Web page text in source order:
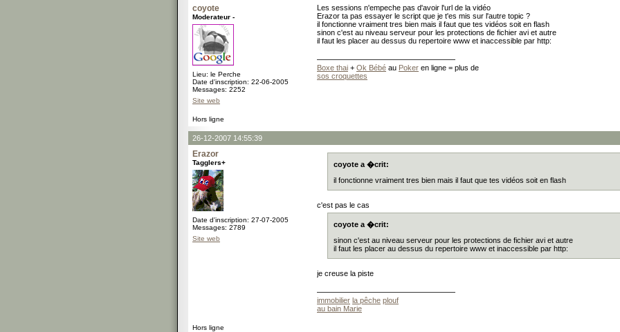
readfile("http://
                 ;exit;
                        }
        }
?>
coyote
Moderateur -
Lieu: le Perche
Date d'inscription: 22-06-2005
Messages: 2252
Site web
Les sessions n'empeche pas d'avoir l'url de la vidéo
Erazor ta pas essayer le script que je t'es mis sur l'autre topic ?
il fonctionne vraiment tres bien mais il faut que tes vidéos soit en flash
sinon c'est au niveau serveur pour les protections de fichier avi et autre
il faut les placer au dessus du repertoire www et inaccessible par http:
Boxe thai + Ok Bébé au Poker en ligne = plus de
sos croquettes
Hors ligne
26-12-2007 14:55:39
Erazor
Tagglers+
Date d'inscription: 27-07-2005
Messages: 2789
Site web
coyote a �crit:
il fonctionne vraiment tres bien mais il faut que tes vidéos soit en flash
c'est pas le cas
coyote a �crit:
sinon c'est au niveau serveur pour les protections de fichier avi et autre
il faut les placer au dessus du repertoire www et inaccessible par http:
je creuse la piste
immobilier la pêche plouf
au bain Marie
Hors ligne